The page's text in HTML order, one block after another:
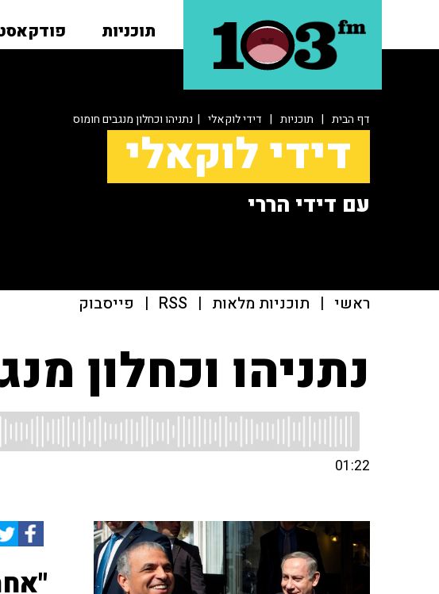
תוכניות
דף הבית | תוכניות | דידי לוקאלי | נתניהו וכחלון מנגבים חומוס
דידי לוקאלי
עם דידי הררי
ראשי | תוכניות מלאות |
RSS
| פייסבוק
נתניהו וכחלון
01:22